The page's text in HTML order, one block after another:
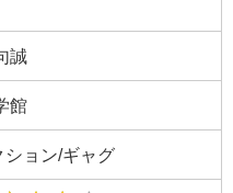
誠
館
ション/ギャグ